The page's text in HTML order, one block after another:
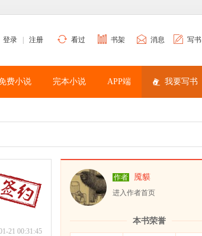
登录 注册 看过 书架 消息 写书
费小说 完本小说 APP端 我要写书
21 00:31:45
作者 魇貘
进入作者首页
本书荣誉